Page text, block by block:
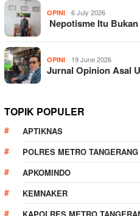
OPINI 6 July 2026
Nepotisme Itu
OPINI 19 June 2026
Jurnal Opinion Asal
TOPIK POPULER
APTIKNAS
POLRES METRO TANGERANG
APKOMINDO
KEMNAKER